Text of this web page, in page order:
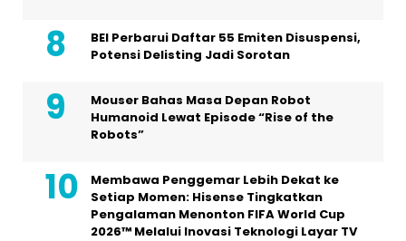
BEI Perbarui Daftar 55 Emiten Disuspensi,
Potensi Delisting Jadi Sorotan
Mouser Bahas Masa Depan Robot
Humanoid Lewat Episode “Rise of the
Robots”
Membawa Penggemar Lebih Dekat ke
Setiap Momen: Hisense Tingkatkan
Pengalaman Menonton FIFA World Cup
2026™ Melalui Inovasi Teknologi Layar TV